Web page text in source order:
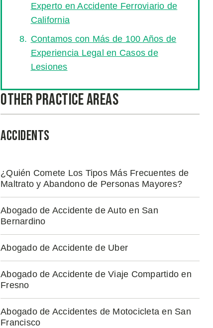
Experto en Accidente Ferroviario de
California
Contamos con Más de 100 Años de
Experiencia Legal en Casos de
Lesiones
Other Practice Areas
Accidents
¿Quién Comete Los Tipos Más Frecuentes de
Maltrato y Abandono de Personas Mayores?
Abogado de Accidente de Auto en San
Bernardino
Abogado de Accidente de Uber
Abogado de Accidente de Viaje Compartido en
Fresno
Abogado de Accidentes de Motocicleta en San
Francisco